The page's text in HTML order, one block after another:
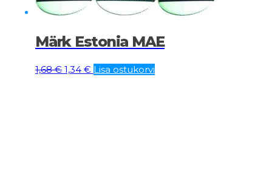
Märk Estonia MAE
1,68€ Algne
1,34 € Current
Lisa ostukorvi